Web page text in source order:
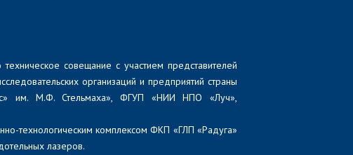
совещание с участием представителей
организаций и предприятий страны
им. М.Ф. Стельмаха», ФГУП «НИИ НПО «Луч»,
технологическим комплексом ФКП «ГЛП «Радуга»
лазеров.